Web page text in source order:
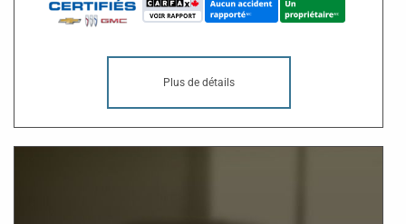
Plus de détails